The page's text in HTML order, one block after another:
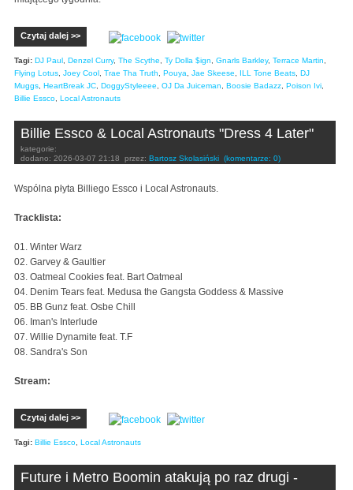
Czytaj dalej >>
Tagi: DJ Paul , Denzel Curry, The Scythe, Ty Dolla $ign, Gnarls Barkley, Terrace Martin,
Flying Lotus, Joey Cool , Trae Tha Truth, Pouya, Jae Skeese, ILL Tone Beats, DJ
Muggs, HeartBreak JC, DoggyStyleeee, OJ Da Juiceman, Boosie Badazz, Poison Ivi,
Billie Essco, Local Astronauts
Billie Essco & Local Astronauts "Dress 4 Later"
kategorie:
dodano: 2026-03-07 21:18 przez: Bartosz Skolasiński (komentarze: 0)
Wspólna płyta Billiego Essco i Local Astronauts.
Tracklista:
01. Winter Warz
02. Garvey & Gaultier
03. Oatmeal Cookies feat. Bart Oatmeal
04. Denim Tears feat. Medusa the Gangsta Goddess & Massive
05. BB Gunz feat. Osbe Chill
06. Iman's Interlude
07. Willie Dynamite feat. T.F
08. Sandra's Son
Stream:
Czytaj dalej >>
Tagi: Billie Essco, Local Astronauts
Future i Metro Boomin atakują po raz drugi -